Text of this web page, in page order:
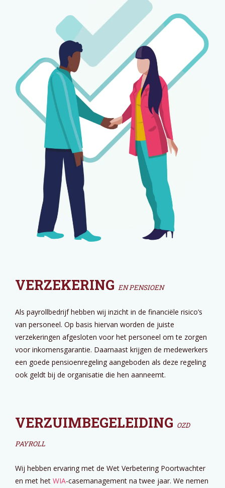
VERZEKERING EN PENSIOEN
Als payrollbedrijf hebben wij inzicht in de financiële risico’s
van personeel. Op basis hiervan worden de juiste
verzekeringen afgesloten voor het personeel om te zorgen
voor inkomensgarantie. Daarnaast krijgen de medewerkers
een goede pensioenregeling aangeboden als deze regeling
ook geldt bij de organisatie die hen aanneemt.
VERZUIMBEGELEIDING OZD
PAYROLL
Wij hebben ervaring met de Wet Verbetering Poortwachter
en met het WIA-casemanagement na twee jaar. We nemen